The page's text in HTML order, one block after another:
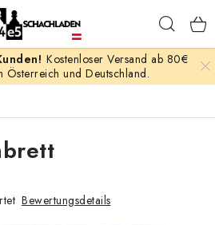
Kostenloser Versand ab 80€
Österreich und Deutschland.
Bewertungsdetails